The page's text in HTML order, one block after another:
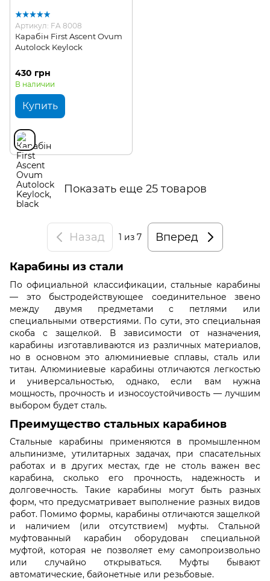
Артикул: FA 8008
Карабін First Ascent Ovum
Autolock Keylock
430 грн
В наличии
Купить
Показать еще 25 товаров
Назад 1 из 7 Вперед
Карабины из стали
По официальной классификации, стальные карабины
— это быстродействующее соединительное звено
между двумя предметами с петлями или
специальными отверстиями. По сути, это специальная
скоба с защелкой. В зависимости от назначения,
карабины изготавливаются из различных материалов,
но в основном это алюминиевые сплавы, сталь или
титан. Алюминиевые карабины отличаются легкостью
и универсальностью, однако, если вам нужна
мощность, прочность и износоустойчивость — лучшим
выбором будет сталь.
Преимущество стальных карабинов
Стальные карабины применяются в промышленном
альпинизме, утилитарных задачах, при спасательных
работах и в других местах, где не столь важен вес
карабина, сколько его прочность, надежность и
долговечность. Такие карабины могут быть разных
форм, что предусматривает выполнение разных видов
работ. Помимо формы, карабины отличаются защелкой
и наличием (или отсутствием) муфты. Стальной
муфтованный карабин оборудован специальной
муфтой, которая не позволяет ему самопроизвольно
или случайно открываться. Муфты бывают
автоматические, байонетные или резьбовые.